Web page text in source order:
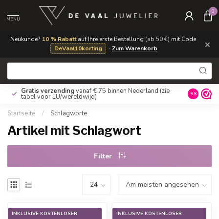
Neukunde? 10 % Rabattauf Ihre erste Bestellung (ab 50 €) mit Code
DeVaal10korting
· Zum Warenkorb ×
MENU
0
Gratis verzendingvanaf € 75 binnen Nederland (zie
tabel voor EU/wereldwijd) 9.8
Startseite / Schlagworte
Artikel mit Schlagwort
Filter
INKLUSIVE KOSTENLOSER
INKLUSIVE KOSTENLOSER